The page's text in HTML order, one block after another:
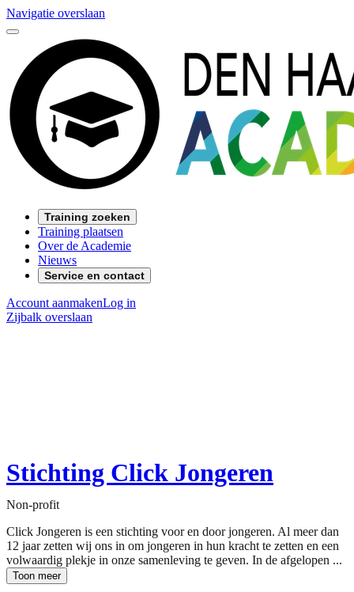
Navigatie overslaan
Training zoeken
Training plaatsen
Over de Academie
Nieuws
Service en contact
Account aanmakenLog in
Zijbalk overslaan
Stichting Click Jongeren
Non-profit
Click Jongeren is een stichting voor en door jongeren. Al meer dan
12 jaar zetten wij ons in om jongeren in hun kracht te zetten en een
volwaardig plekje in onze samenleving te geven. In de afgelopen ...
Toon meer